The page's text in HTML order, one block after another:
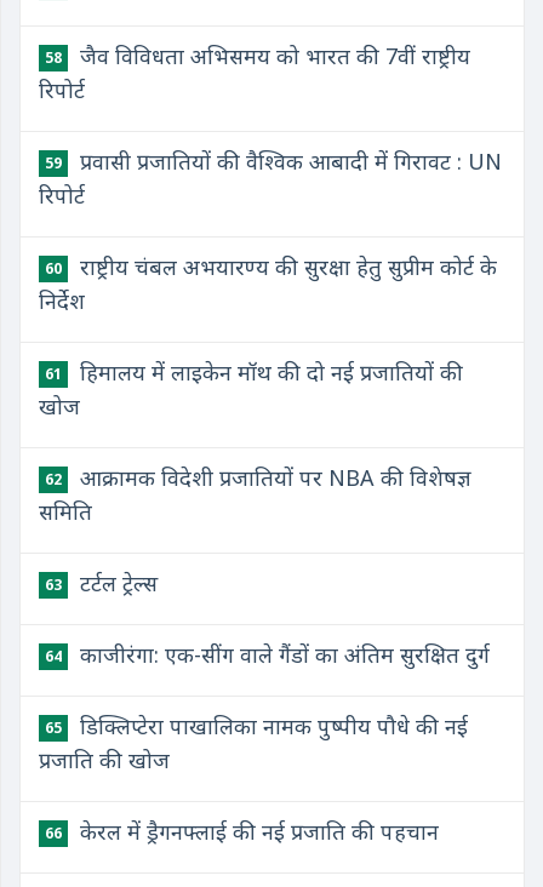
58
जैव विविधता अभिसमय को भारत की 7वीं राष्ट्रीय
रिपोर्ट
59
प्रवासी प्रजातियों की वैश्विक आबादी में गिरावट : UN
रिपोर्ट
60
राष्ट्रीय चंबल अभयारण्य की सुरक्षा हेतु सुप्रीम कोर्ट के
निर्देश
61
हिमालय में लाइकेन मॉथ की दो नई प्रजातियों की
खोज
62
आक्रामक विदेशी प्रजातियों पर NBA की विशेषज्ञ
समिति
63 टर्टल ट्रेल्स
64 काजीरंगा: एक-सींग वाले गैंडों का अंतिम सुरक्षित दुर्ग
65
डिक्लिप्टेरा पाखालिका नामक पुष्पीय पौधे की नई
प्रजाति की खोज
66 केरल में ड्रैगनफ्लाई की नई प्रजाति की पहचान